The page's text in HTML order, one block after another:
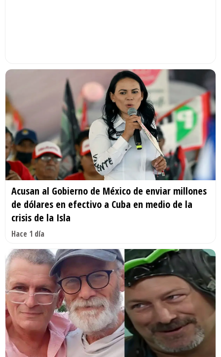
Acusan al Gobierno de México de enviar millones
de dólares en efectivo a Cuba en medio de la
crisis de la Isla
Hace 1 día